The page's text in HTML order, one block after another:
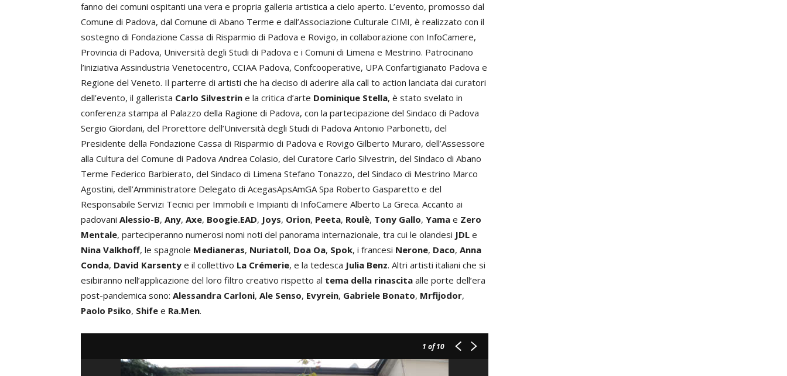
fanno dei comuni ospitanti una vera e propria galleria artistica a cielo aperto. L’evento, promosso dal
Comune di Padova, dal Comune di Abano Terme e dall’Associazione Culturale CIMI, è realizzato con il
sostegno di Fondazione Cassa di Risparmio di Padova e Rovigo, in collaborazione con InfoCamere,
Provincia di Padova, Università degli Studi di Padova e i Comuni di Limena e Mestrino. Patrocinano
l’iniziativa Assindustria Venetocentro, CCIAA Padova, Confcooperative, UPA Confartigianato Padova e
Regione del Veneto. Il parterre di artisti che ha deciso di aderire alla call to action lanciata dai curatori
dell’evento, il gallerista Carlo Silvestrin e la critica d’arte Dominique Stella, è stato svelato in
conferenza stampa al Palazzo della Ragione di Padova, con la partecipazione del Sindaco di Padova
Sergio Giordani, del Prorettore dell’Università degli Studi di Padova Antonio Parbonetti, del
Presidente della Fondazione Cassa di Risparmio di Padova e Rovigo Gilberto Muraro, dell’Assessore
alla Cultura del Comune di Padova Andrea Colasio, del Curatore Carlo Silvestrin, del Sindaco di Abano
Terme Federico Barbierato, del Sindaco di Limena Stefano Tonazzo, del Sindaco di Mestrino Marco
Agostini, dell’Amministratore Delegato di AcegasApsAmGA Spa Roberto Gasparetto e del
Responsabile Servizi Tecnici per Immobili e Impianti di InfoCamere Alberto La Greca. Accanto ai
padovani Alessio-B, Any, Axe, Boogie.EAD, Joys, Orion, Peeta, Roulè, Tony Gallo, Yama e Zero
Mentale, parteciperanno numerosi nomi noti del panorama internazionale, tra cui le olandesi JDL e
Nina Valkhoff, le spagnole Medianeras, Nuriatoll, Doa Oa, Spok, i francesi Nerone, Daco, Anna
Conda, David Karsenty e il collettivo La Crémerie, e la tedesca Julia Benz. Altri artisti italiani che si
esibiranno nell’applicazione del loro filtro creativo rispetto al tema della rinascita alle porte dell’era
post-pandemica sono: Alessandra Carloni, Ale Senso, Evyrein, Gabriele Bonato, Mrfijodor,
Paolo Psiko, Shife e Ra.Men.
1 of 10